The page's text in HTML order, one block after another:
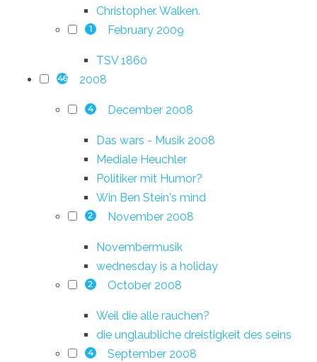
Christopher. Walken.
1 February 2009
TSV 1860
46 2008
4 December 2008
Das wars - Musik 2008
Mediale Heuchler
Politiker mit Humor?
Win Ben Stein's mind
2 November 2008
Novembermusik
wednesday is a holiday
2 October 2008
Weil die alle rauchen?
die unglaubliche dreistigkeit des seins
4 September 2008